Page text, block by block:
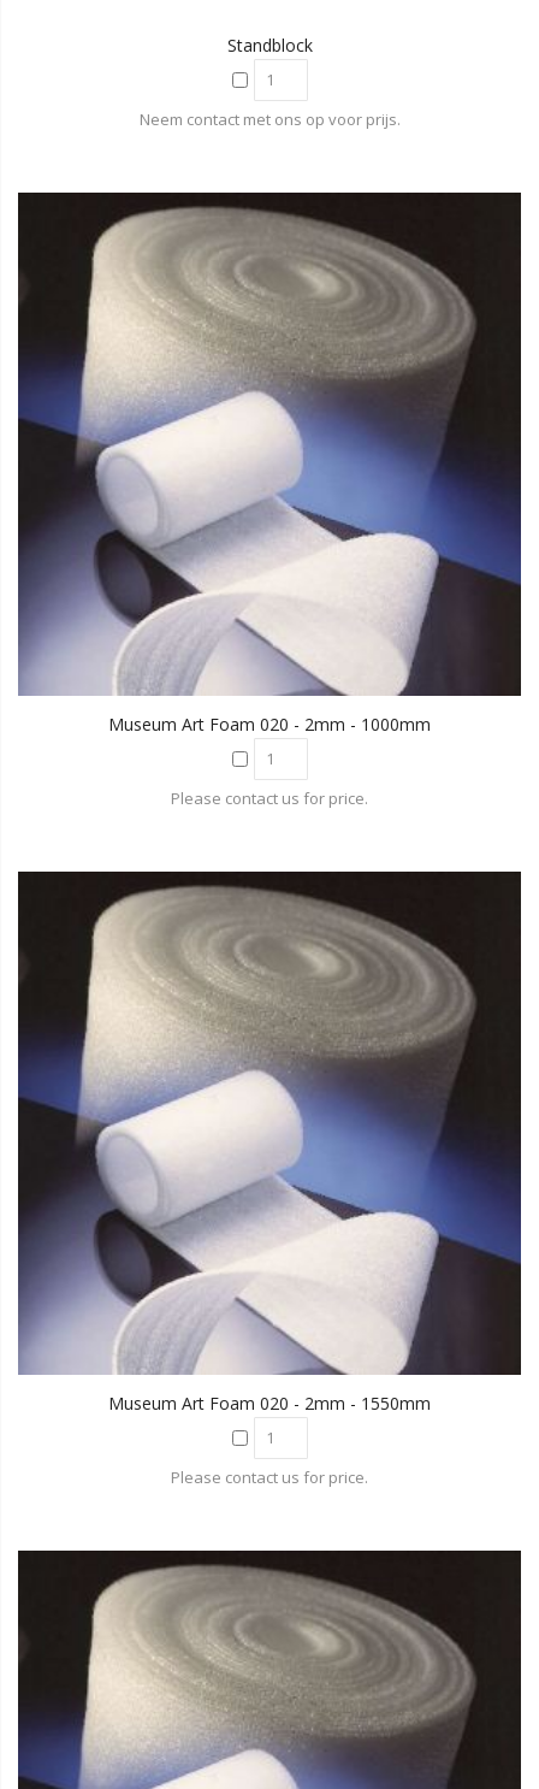
Standblock
Neem contact met ons op voor prijs.
Museum Art Foam 020 - 2mm - 1000mm
Please contact us for price.
Museum Art Foam 020 - 2mm - 1550mm
Please contact us for price.